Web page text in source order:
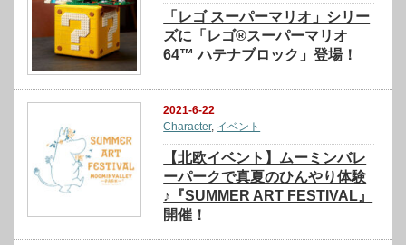
「レゴ スーパーマリオ」シリー
ズに「レゴ®スーパーマリオ
64™ ハテナブロック」登場！
2021-6-22
Character, イベント
【北欧イベント】ムーミンバレ
ーパークで真夏のひんやり体験
♪『SUMMER ART FESTIVAL』
開催！